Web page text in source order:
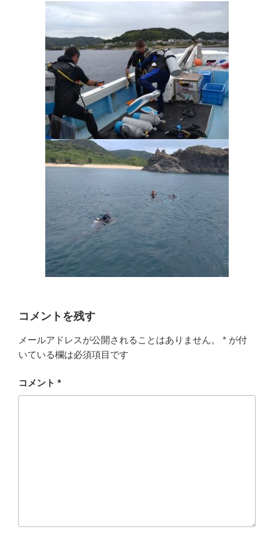
コメントを残す
メールアドレスが公開されることはありません。 * が付
いている欄は必須項目です
コメント *